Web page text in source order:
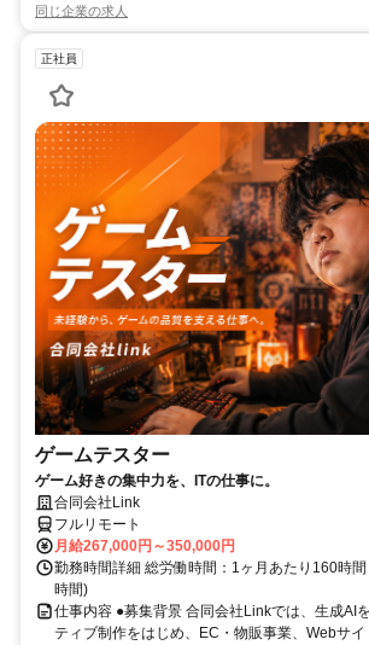
同じ企業の求人
正社員
ゲームテスター
ゲーム好きの集中力を、ITの仕事に。
合同会社Link
フルリモート
月給267,000円～350,000円
勤務時間詳細 総労働時間：1ヶ月あたり160時
時間)
仕事内容 ●募集背景 合同会社Linkでは、生成AI
ティブ制作をはじめ、EC・物販事業、Webサ